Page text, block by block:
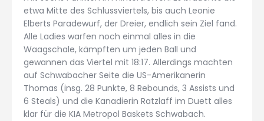
etwa Mitte des Schlussviertels, bis auch Leonie
Elberts Paradewurf, der Dreier, endlich sein Ziel fand.
Alle Ladies warfen noch einmal alles in die
Waagschale, kämpften um jeden Ball und
gewannen das Viertel mit 18:17. Allerdings machten
auf Schwabacher Seite die US-Amerikanerin
Thomas (insg. 28 Punkte, 8 Rebounds, 3 Assists und
6 Steals) und die Kanadierin Ratzlaff im Duett alles
klar für die KIA Metropol Baskets Schwabach.